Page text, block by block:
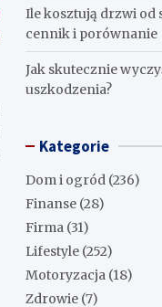
Ile kosztują drzwi od
cennik i porównanie
Jak skutecznie
uszkodzenia?
Kategorie
Dom i ogród (236)
Finanse (28)
Firma (31)
Lifestyle (252)
Motoryzacja (18)
Zdrowie (7)